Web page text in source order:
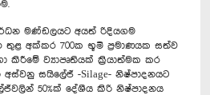
මණ්ඩලයට අයත් රිදියගම
අක්කර 700ක භූමි ප්‍රමාණයක සත්ව
කිරීමේ ව්‍යාපෘතියක් ක්‍රියාත්මක කර
සයිලේජ් -Silage- නිෂ්පාදනයට
50%ක් දේශීය කිරි නිෂ්පාදනය